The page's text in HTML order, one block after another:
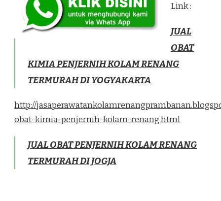
Link :
JUAL
OBAT
KIMIA PENJERNIH KOLAM RENANG
TERMURAH DI YOGYAKARTA
http://
obat-kimia-penjernih-kolam-renang.html
JUAL OBAT PENJERNIH KOLAM RENANG
TERMURAH DI JOGJA